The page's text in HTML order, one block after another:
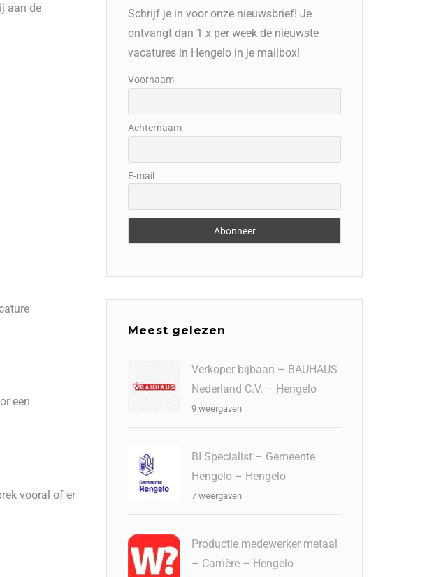
aan de
een
vooral of er
Schrijf je in voor onze nieuwsbrief! Je
ontvangt dan 1 x per week de nieuwste
vacatures in Hengelo in je mailbox!
Voornaam
Achternaam
E-mail
Meest gelezen
Verkoper bijbaan – BAUHAUS
Nederland C.V. – Hengelo
9 weergaven
BI Specialist – Gemeente
Hengelo – Hengelo
7 weergaven
Productie medewerker metaal
– Carrière – Hengelo